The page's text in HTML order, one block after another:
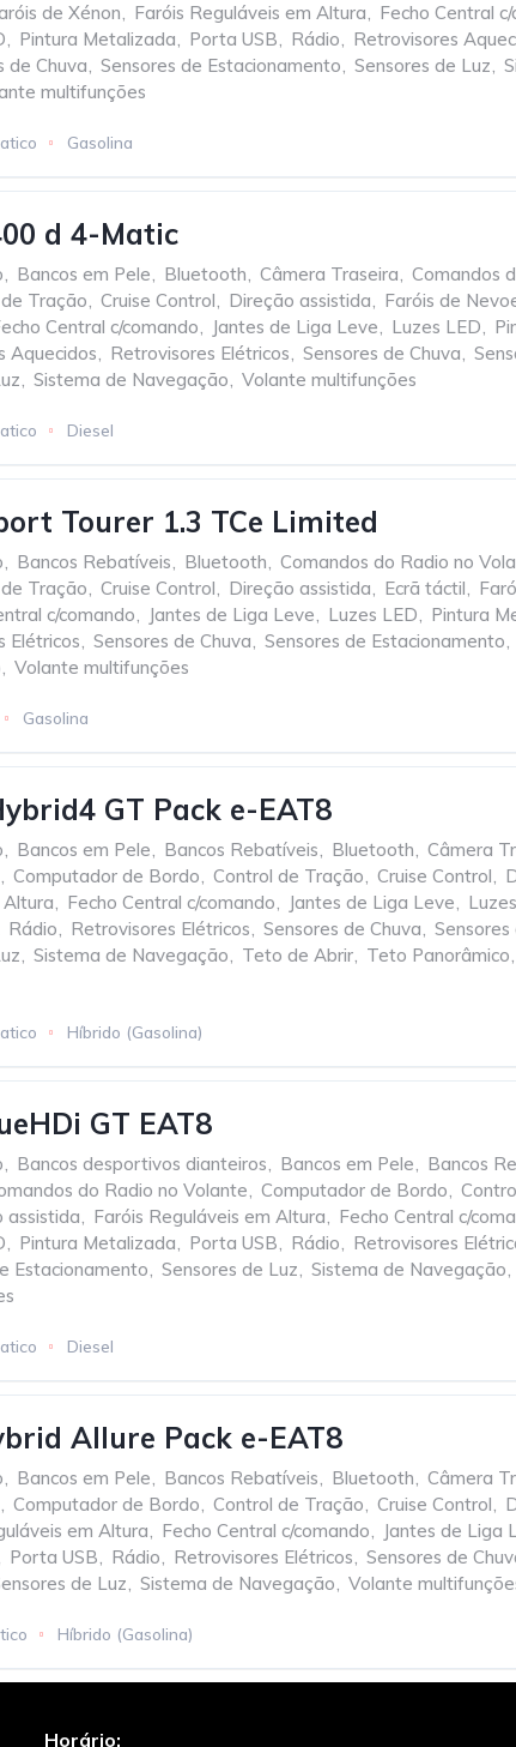
de Xénon, Faróis Reguláveis em Altura, Fecho Central
, Pintura Metalizada, Porta USB, Rádio, Retrovisores
de Chuva, Sensores de Estacionamento, Sensores de Luz,
multifunções
Gasolina
d 4-Matic
, Bancos em Pele, Bluetooth, Câmera Traseira, Comandos
Tração, Cruise Control, Direção assistida, Faróis de
Central c/comando, Jantes de Liga Leve, Luzes LED,
Aquecidos, Retrovisores Elétricos, Sensores de Chuva,
, Sistema de Navegação, Volante multifunções
Diesel
Tourer 1.3 TCe Limited
, Bancos Rebatíveis, Bluetooth, Comandos do Radio no
Tração, Cruise Control, Direção assistida, Ecrã táctil,
c/comando, Jantes de Liga Leve, Luzes LED, Pintura
Elétricos, Sensores de Chuva, Sensores de Estacionamento,
, Volante multifunções
Gasolina
GT Pack e-EAT8
, Bancos em Pele, Bancos Rebatíveis, Bluetooth, Câmera
, Computador de Bordo, Control de Tração, Cruise Control,
Altura, Fecho Central c/comando, Jantes de Liga Leve,
Rádio, Retrovisores Elétricos, Sensores de Chuva, Sensores
, Sistema de Navegação, Teto de Abrir, Teto Panorâmico,
Híbrido (Gasolina)
GT EAT8
, Bancos desportivos dianteiros, Bancos em Pele, Bancos
do Radio no Volante, Computador de Bordo,
assistida, Faróis Reguláveis em Altura, Fecho Central c/
, Pintura Metalizada, Porta USB, Rádio, Retrovisores
Estacionamento, Sensores de Luz, Sistema de Navegação,
Diesel
Allure Pack e-EAT8
, Bancos em Pele, Bancos Rebatíveis, Bluetooth, Câmera
, Computador de Bordo, Control de Tração, Cruise Control,
em Altura, Fecho Central c/comando, Jantes de Liga
Porta USB, Rádio, Retrovisores Elétricos, Sensores de
de Luz, Sistema de Navegação, Volante
Híbrido (Gasolina)
Horário: